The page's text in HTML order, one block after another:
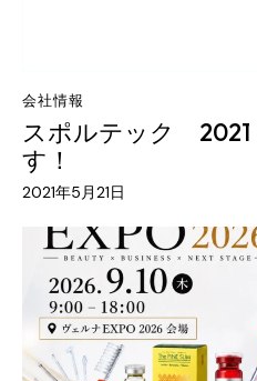
会社情報
スポルテック
す！
2021年5月21日